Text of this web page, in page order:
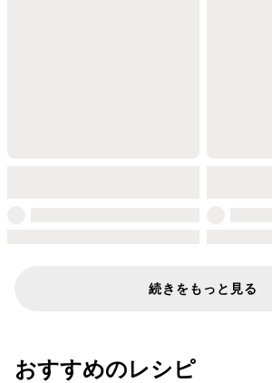
続きをもっと見る
おすすめのレシピ